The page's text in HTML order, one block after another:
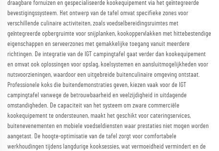
draagbare fornuizen en gespecialiseerde kookequipement via het geïntegreerde
bevestigingssysteem. Het ontwerp van de tafel omvat specifieke zones voor
verschillende culinaire activiteiten, zoals voedselbereidingsruimtes met
geïntegreerde opbergruimte voor snijplanken, kookoppervlakken met hittebestendige
eigenschappen en serveerzones met gemakkelijke toegang vanuit meerdere
richtingen. De integratie van de IGT campingtafel gaat verder dan kookequipement
en omvat ook oplossingen voor opslag, koelsystemen en aansluitmogelijkheden voor
nutsvoorzieningen, waardoor een uitgebreide buitenculinaire omgeving ontstaat.
Professionele koks die buitendemonstraties geven, kiezen vaak voor de IGT
campingtafel vanwege de betrouwbaarheid en veelzijdigheid in uitdagende
omstandigheden. De capaciteit van het systeem om zware commerciële
kookequipement te ondersteunen, maakt het geschikt voor cateringservices,
buitenevenementen en mobiele voedseldiensten waar prestaties niet mogen worden
aangetast. De hoogte-optimisatie van de tafel zorgt voor comfortabele
werkhoudingen tijdens langdurige kooksessies, wat vermoeidheid vermindert en de